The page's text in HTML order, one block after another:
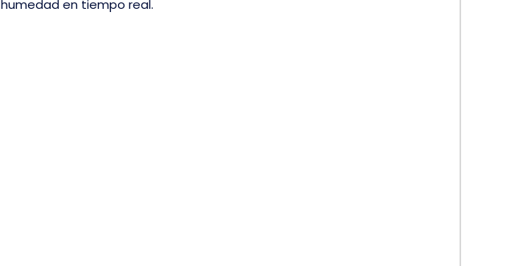
humedad en tiempo real.